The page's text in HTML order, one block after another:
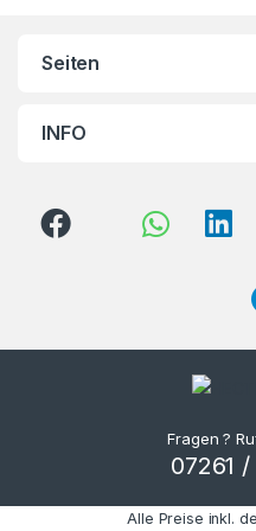
Seiten
INFO
Fragen ?
07261
Alle Preise inkl.